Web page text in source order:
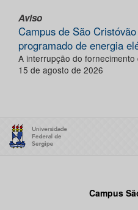
Aviso
Campus de São
programado de energia
A interrupção do
15 de agosto de 2026
Campus